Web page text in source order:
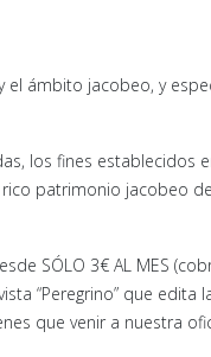
el ámbito jacobeo, y
los fines establecidos
rico patrimonio
SÓLO 3€ AL MES
“Peregrino” que edita
que venir a nuestra